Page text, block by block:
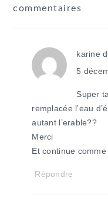
lecteur
commentaires
karine
5
Super
remplacée l’eau
autant l’erable??
Merci
Et continue comme
Répondre